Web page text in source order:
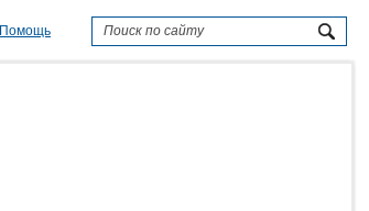
Помощь